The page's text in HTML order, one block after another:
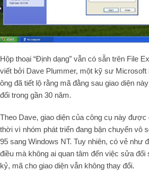
Hộp thoại “Định dạng” vẫn có sẵn trên File
viết bởi Dave Plummer, một kỹ sư Microsoft
ông đã tiết lộ rằng mã đằng sau giao diện
đổi trong gần 30 năm.
Theo Dave, giao diện của công cụ này được
thời vì nhóm phát triển đang bận chuyển vô
95 sang Windows NT. Tuy nhiên, có vẻ như
điều mà không ai quan tâm đến việc sửa đổi
kỷ, mã cho giao diện vẫn không thay đổi.